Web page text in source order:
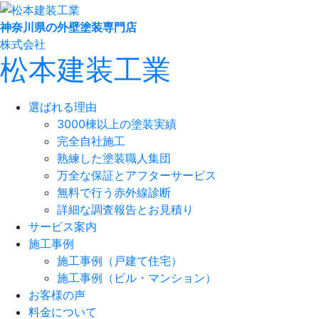
神奈川県の外壁塗装専門店
株式会社
松本建装工業
選ばれる理由
3000棟以上の塗装実績
完全自社施工
熟練した塗装職人集団
万全な保証とアフターサービス
無料で行う赤外線診断
詳細な調査報告とお見積り
サービス案内
施工事例
施工事例（戸建て住宅）
施工事例（ビル・マンション）
お客様の声
料金について